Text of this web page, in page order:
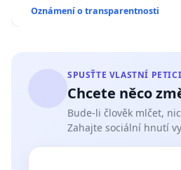
Oznámení o transparentnosti
SPUSŤTE VLASTNÍ PETICI
Chcete něco
Bude-li člověk mlčet,
Zahajte sociální hnutí